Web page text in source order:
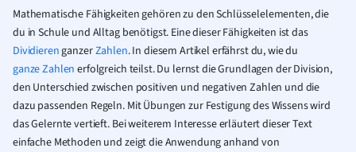
Mathematische Fähigkeiten gehören zu den Schlüsselelementen, die
du in Schule und Alltag benötigst. Eine dieser Fähigkeiten ist das
DividierenganzerZahlen. In diesem Artikel erfährst du, wie du
ganze Zahlen erfolgreich teilst. Du lernst die Grundlagen der Division,
den Unterschied zwischen positiven und negativen Zahlen und die
dazu passenden Regeln. Mit Übungen zur Festigung des Wissens wird
das Gelernte vertieft. Bei weiterem Interesse erläutert dieser Text
einfache Methoden und zeigt die Anwendung anhand von